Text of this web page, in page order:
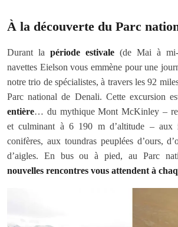
À la découverte du Parc
Durant la période estivale (de Mai à mi-
navettes Eielson vous emmène pour une
notre trio de spécialistes, à travers les 92
Parc national de Denali. Cette excursion
entière… du mythique Mont McKinley –
et culminant à 6 190 m d’altitude – aux
conifères, aux toundras peuplées d’ours,
d’aigles. En bus ou à pied, au Parc
nouvelles rencontres vous attendent à